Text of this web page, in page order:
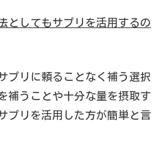
としてもサプリを活用するの
プリに頼ることなく補う選択
補うことや十分な量を摂取す
プリを活用した方が簡単と言